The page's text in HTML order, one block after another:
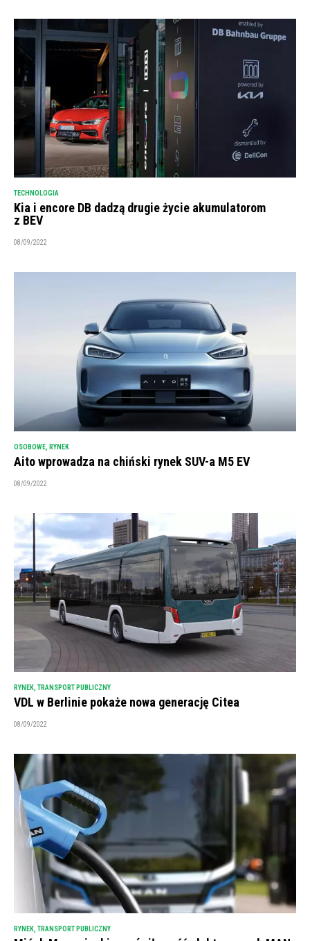
TECHNOLOGIA
Kia i encore DB dadzą drugie życie akumulatorom
z BEV
08/09/2022
OSOBOWE RYNEK
Aito wprowadza na chiński rynek SUV-a M5 EV
08/09/2022
RYNEK, TRANSPORT PUBLICZNY
VDL w Berlinie pokaże nowa generację Citea
08/09/2022
RYNEK TRANSPORT PUBLICZNY